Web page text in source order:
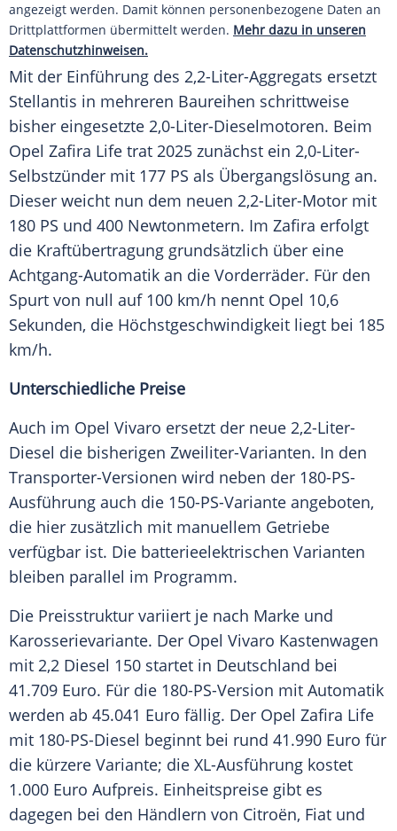
angezeigt werden. Damit können personenbezogene Daten an
Drittplattformen übermittelt werden. Mehr dazu in unseren
Datenschutzhinweisen.
Mit der Einführung des 2,2-Liter-Aggregats ersetzt
Stellantis in mehreren Baureihen schrittweise
bisher eingesetzte 2,0-Liter-Dieselmotoren. Beim
Opel Zafira Life trat 2025 zunächst ein 2,0-Liter-
Selbstzünder mit 177 PS als Übergangslösung an.
Dieser weicht nun dem neuen 2,2-Liter-Motor mit
180 PS und 400 Newtonmetern. Im Zafira erfolgt
die Kraftübertragung grundsätzlich über eine
Achtgang-Automatik an die Vorderräder. Für den
Spurt von null auf 100 km/h nennt Opel 10,6
Sekunden, die Höchstgeschwindigkeit liegt bei 185
km/h.
Unterschiedliche Preise
Auch im Opel Vivaro ersetzt der neue 2,2-Liter-
Diesel die bisherigen Zweiliter-Varianten. In den
Transporter-Versionen wird neben der 180-PS-
Ausführung auch die 150-PS-Variante angeboten,
die hier zusätzlich mit manuellem Getriebe
verfügbar ist. Die batterieelektrischen Varianten
bleiben parallel im Programm.
Die Preisstruktur variiert je nach Marke und
Karosserievariante. Der Opel Vivaro Kastenwagen
mit 2,2 Diesel 150 startet in Deutschland bei
41.709 Euro. Für die 180-PS-Version mit Automatik
werden ab 45.041 Euro fällig. Der Opel Zafira Life
mit 180-PS-Diesel beginnt bei rund 41.990 Euro für
die kürzere Variante; die XL-Ausführung kostet
1.000 Euro Aufpreis. Einheitspreise gibt es
dagegen bei den Händlern von Citroën, Fiat und